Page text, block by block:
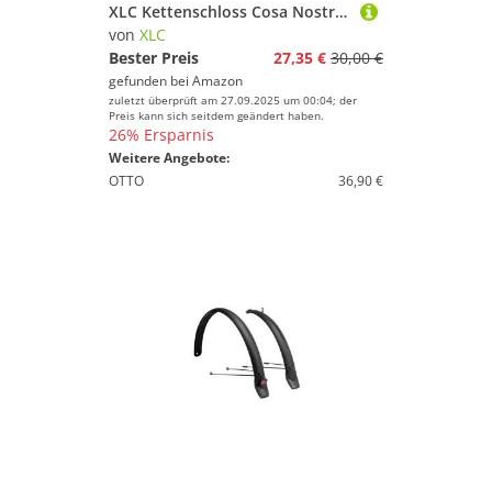
XLC Kettenschloss Cosa Nostra - Ultimativer Diebstahlschutz für dein Fahrrad XLC Unisex – Schwarz, 800 mm
von XLC
Bester Preis
27,35 € 30,00 €
gefunden bei Amazon
zuletzt überprüft am 27.09.2025 um 00:04; der
Preis kann sich seitdem geändert haben.
26% Ersparnis
Weitere Angebote:
OTTO
36,90 €